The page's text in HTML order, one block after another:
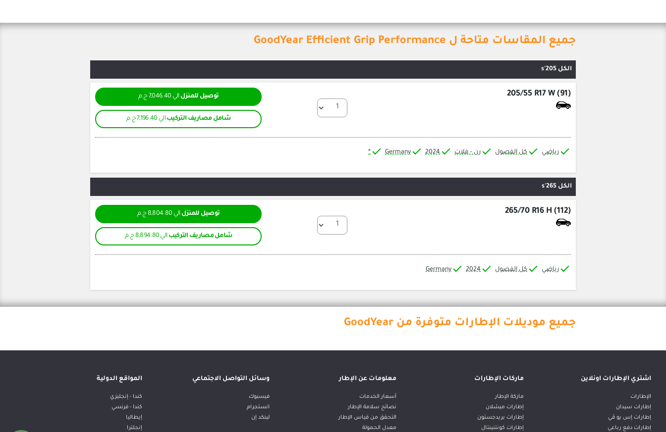
جميع المقاسات متاحة ل GoodYear Efficient Grip Performance
الكل 205's
205/55 R17 W (91) توصيل للمنزلالي 7,046.40 ج.م
شامل مصاريف التركيبالي 7,196.40 ج.م
رياضي كل الفصول رن - فلات 2024
Germany
*
الكل 265's
265/70 R16 H (112) توصيل للمنزلالي 8,804.80 ج.م
شامل مصاريف التركيبالي 8,894.80 ج.م
رياضي كل الفصول 2024
Germany
جميع موديلات الإطارات متوفرة من GoodYear
اشتري الإطارات اونلاين
الإطارات
إطارات سيدان
إطارات إس يو ڤي
إطارات دفع رباعي
ماركات الإطارات
ماركة الإطار
إطارات ميشلان
إطارات بريدجستون
إطارات كونتنينتال
معلومات عن الإطار
أسعار الخدمات
نصائح سلامة الإطار
التحقق من قياس الإطار
معدل الحمولة
وسائل التواصل الاجتماعي
فيسبوك
انستجرام
لينكد إن
المواقع الدولية
كندا - إنجليزي
كندا - فرنسي
إيطاليا
إنجلترا